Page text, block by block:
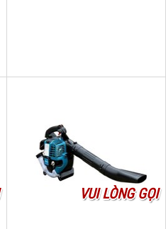
VUI LÒNG GỌI